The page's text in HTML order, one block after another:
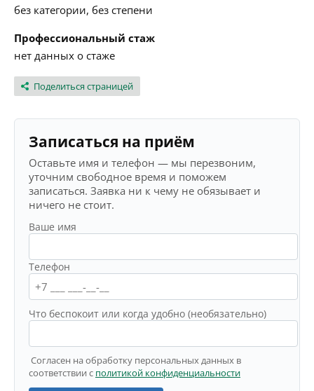
без категории, без степени
Профессиональный стаж
нет данных о стаже
Поделиться страницей
Записаться на приём
Оставьте имя и телефон — мы перезвоним,
уточним свободное время и поможем
записаться. Заявка ни к чему не обязывает и
ничего не стоит.
Ваше имя
Телефон
Что беспокоит или когда удобно (необязательно)
Согласен на обработку персональных данных в
соответствии с политикой конфиденциальности